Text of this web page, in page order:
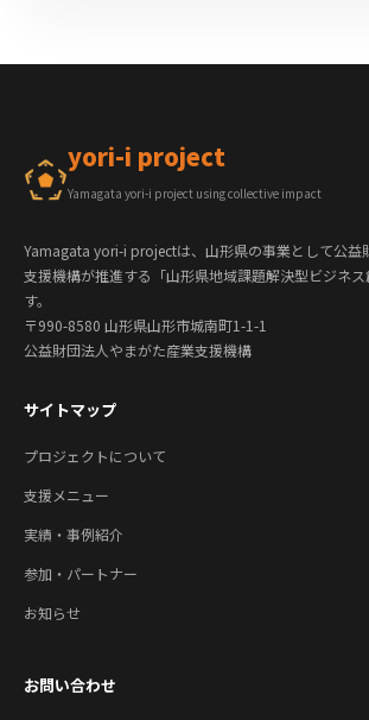
yori-i project
Yamagata yori-i project using collective impact
Yamagata yori-i projectは、山形県の事業として公益
支援機構が推進する「山形県地域課題解決型ビジネ
す。
〒990-8580 山形県山形市城南町1-1-1
公益財団法人やまがた産業支援機構
サイトマップ
プロジェクトについて
支援メニュー
実績・事例紹介
参加・パートナー
お知らせ
お問い合わせ